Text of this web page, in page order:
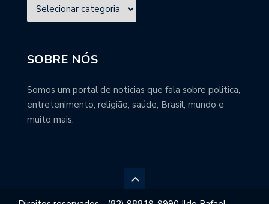
SOBRE NÓS
Somos um portal de noticias que fala sobre politica,
entretenimento, religião, saúde, Brasil, mundo e
muito mais.